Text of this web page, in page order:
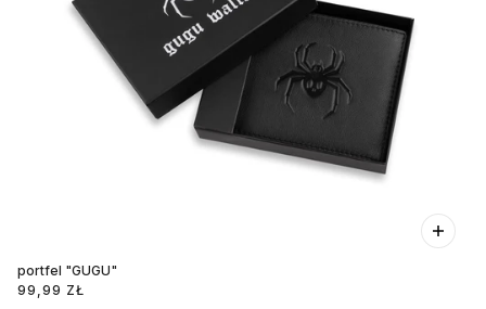
portfel "GUGU"
99,99 ZŁ